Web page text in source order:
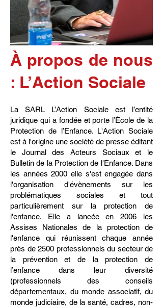
À propos de nous
: L’Action Sociale
La SARL L’Action Sociale est l’entité
juridique qui a fondée et porte l’École de la
Protection de l’Enfance. L'Action Sociale
est à l'origine une société de presse éditant
le Journal des Acteurs Sociaux et le
Bulletin de la Protection de l'Enfance. Dans
les années 2000 elle s'est engagée dans
l'organisation d'évènements sur les
problématiques sociales et tout
particulièrement sur la protection de
l'enfance. Elle a lancée en 2006 les
Assises Nationales de la protection de
l'enfance qui réunissent chaque année
près de 2500 professionnels du secteur de
la prévention et de la protection de
l’enfance dans leur diversité
(professionnels des conseils
départementaux, du monde associatif, du
monde judiciaire, de la santé, cadres, non-